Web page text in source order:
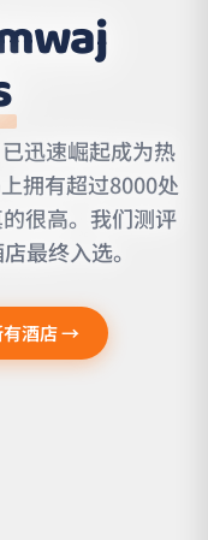
迅速崛起成为热
拥有超过8000处
很高。我们测评
最终入选。
有酒店 →